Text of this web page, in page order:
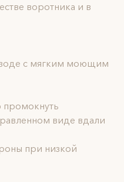
воротника и в
воде с мягким моющим
промокнуть
виде вдали
при низкой